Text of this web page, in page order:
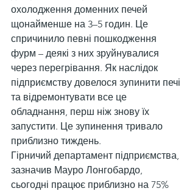
охолодження доменних печей
щонайменше на 3–5 годин. Це
спричинило певні пошкодження
фурм – деякі з них зруйнувалися
через перегрівання. Як наслідок
підприємству довелося зупинити печі
та відремонтувати все це
обладнання, перш ніж знову їх
запустити. Це зупинення тривало
приблизно тиждень.
Гірничий департамент підприємства,
зазначив Мауро Лонгобардо,
сьогодні працює приблизно на 75%